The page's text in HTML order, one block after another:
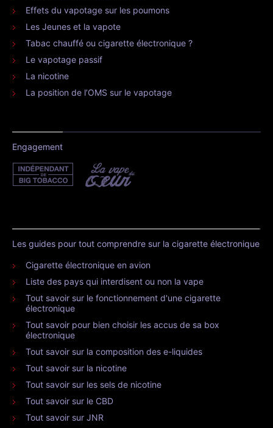
Effets du vapotage sur les poumons
Les Jeunes et la vapote
Tabac chauffé ou cigarette électronique ?
Le vapotage passif
La nicotine
La position de l’OMS sur le vapotage
Engagement
Les guides pour tout comprendre sur la cigarette électronique
Cigarette électronique en avion
Liste des pays qui interdisent ou non la vape
Tout savoir sur le fonctionnement d'une cigarette
électronique
Tout savoir pour bien choisir les accus de sa box
électronique
Tout savoir sur la composition des e-liquides
Tout savoir sur la nicotine
Tout savoir sur les sels de nicotine
Tout savoir sur le CBD
Tout savoir sur JNR